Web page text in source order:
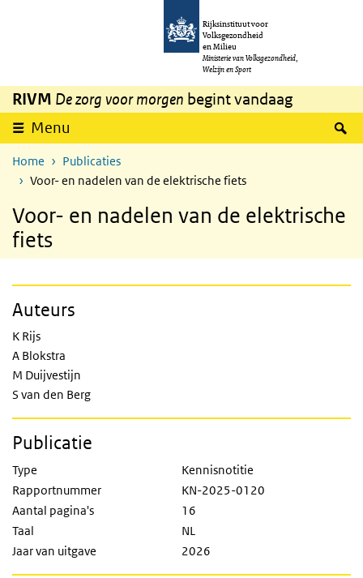
Overslaan en naar de inhoud gaan
Rijksinstituut voor
Volksgezondheid
en Milieu
Ministerie van Volksgezondheid,
Welzijn en Sport
RIVM De zorg voor morgen begint vandaag
Menu
Home
Publicaties
Voor- en nadelen van de elektrische fiets
Voor- en nadelen van de elektrische
fiets
Auteurs
K Rijs
A Blokstra
M Duijvestijn
S van den Berg
Publicatie
Type
Kennisnotitie
Rapportnummer
KN-2025-0120
Aantal pagina's
16
Taal
NL
Jaar van uitgave
2026